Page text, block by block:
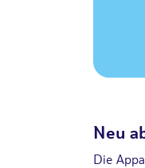
Neu
Die